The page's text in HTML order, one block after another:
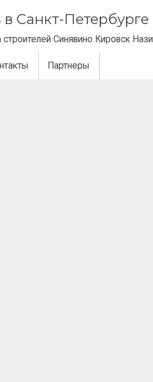
Санкт-
Синявино Кировск
Партнеры